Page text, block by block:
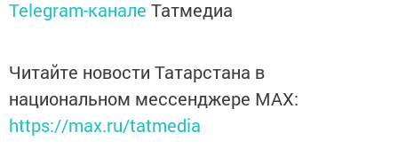
Telegram-канале Татмедиа
Читайте новости Татарстана в
национальном мессенджере MАХ:
https://max.ru/tatmedia